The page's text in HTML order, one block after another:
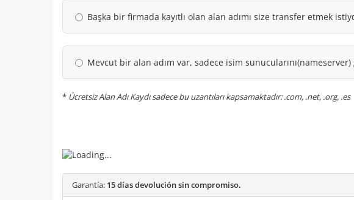
Başka bir firmada kayıtlı olan alan adımı size transfer etmek
Mevcut bir alan adım var, sadece isim
* Ücretsiz Alan Adı Kaydı sadece bu uzantıları kapsamaktadır: .com, .net, .org, .es
Garantía: 15 días devolución sin compromiso.